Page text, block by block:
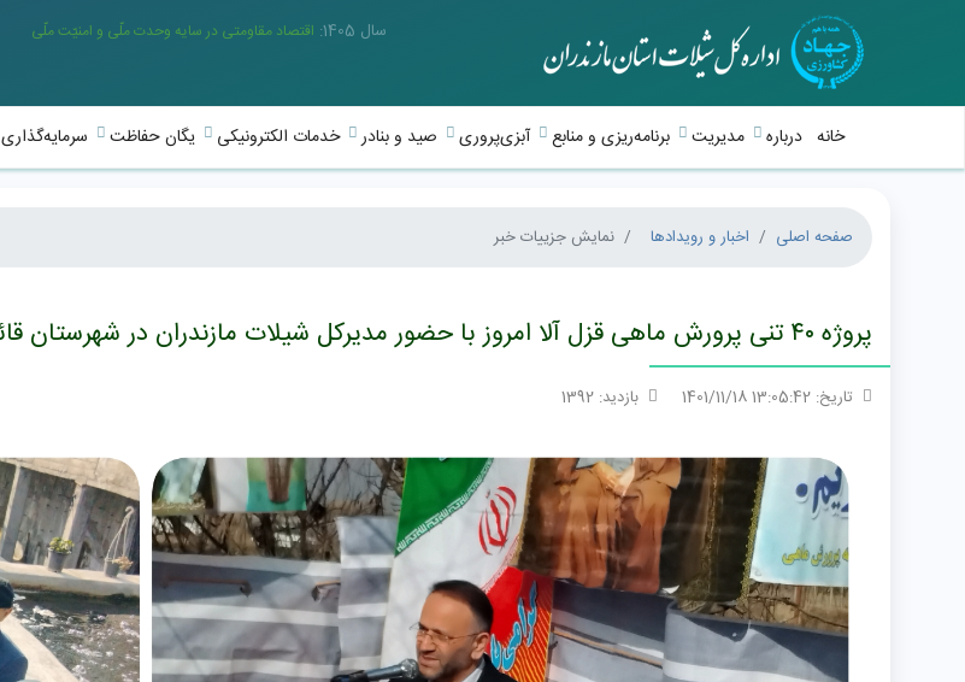
سال 1405: اقتصاد مقاومتی در سایه وحدت ملّی و امنیّت ملّی
خانه درباره مدیریت برنامه‌ریزی و منابع آبزی‌پروری صید و بنادر خدمات الکترونیکی یگان حفاظت سرمایه‌گذاری
صفحه اصلی اخبار و رویدادها نمایش جزییات خبر
پروژه ۴۰ تنی پرورش ماهی قزل آلا امروز با حضور مدیرکل شیلات مازندران در شهرستان قائمشهر افتتاح و مورد بهره برداری قرار گرفت.
تاریخ: 13:05:42 1401/11/18 بازدید: 1392